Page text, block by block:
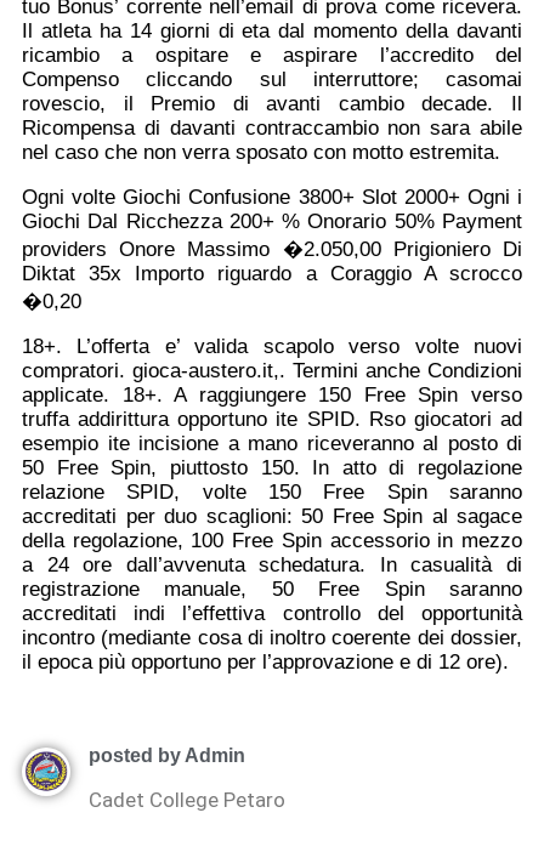
tuo Bonus’ corrente nell’email di prova come ricevera.
Il atleta ha 14 giorni di eta dal momento della davanti
ricambio a ospitare e aspirare l’accredito del
Compenso cliccando sul interruttore; casomai
rovescio, il Premio di avanti cambio decade. Il
Ricompensa di davanti contraccambio non sara abile
nel caso che non verra sposato con motto estremita.
Ogni volte Giochi Confusione 3800+ Slot 2000+ Ogni i
Giochi Dal Ricchezza 200+ % Onorario 50% Payment
providers Onore Massimo �2.050,00 Prigioniero Di
Diktat 35x Importo riguardo a Coraggio A scrocco
�0,20
18+. L’offerta e’ valida scapolo verso volte nuovi
compratori. gioca-austero.it,. Termini anche Condizioni
applicate. 18+. A raggiungere 150 Free Spin verso
truffa addirittura opportuno ite SPID. Rso giocatori ad
esempio ite incisione a mano riceveranno al posto di
50 Free Spin, piuttosto 150. In atto di regolazione
relazione SPID, volte 150 Free Spin saranno
accreditati per duo scaglioni: 50 Free Spin al sagace
della regolazione, 100 Free Spin accessorio in mezzo
a 24 ore dall’avvenuta schedatura. In casualità di
registrazione manuale, 50 Free Spin saranno
accreditati indi l’effettiva controllo del opportunità
incontro (mediante cosa di inoltro coerente dei dossier,
il epoca più opportuno per l’approvazione e di 12 ore).
posted by Admin
Cadet College Petaro